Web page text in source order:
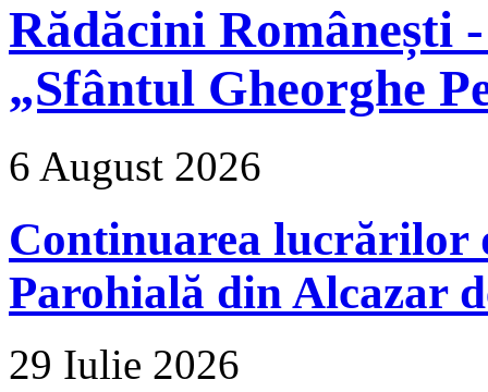
Rădăcini Românești
„Sfântul Gheorghe
6 August 2026
Continuarea lucrărilor
Parohială din Alcazar
29 Iulie 2026